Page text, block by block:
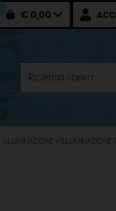
€ 0,00
ILLUMINAZIONE